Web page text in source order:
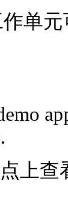
单元
.
上查